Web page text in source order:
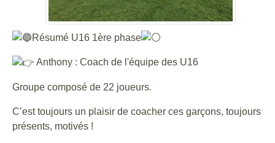
Résumé U16 1ère phase
Anthony : Coach de l'équipe des U16
Groupe composé de 22 joueurs.
C’est toujours un plaisir de coacher ces garçons, toujours
présents, motivés !